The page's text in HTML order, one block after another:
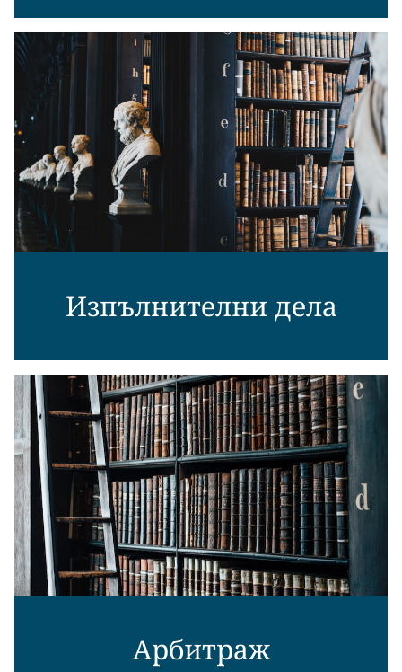
Изпълнителни дела
Арбитраж